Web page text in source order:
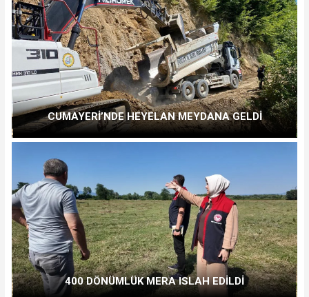
CUMAYERİ’NDE HEYELAN MEYDANA GELDİ
400 DÖNÜMLÜK MERA ISLAH EDİLDİ